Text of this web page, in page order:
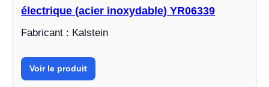
électrique (acier inoxydable) YR06339
Fabricant : Kalstein
Voir le produit